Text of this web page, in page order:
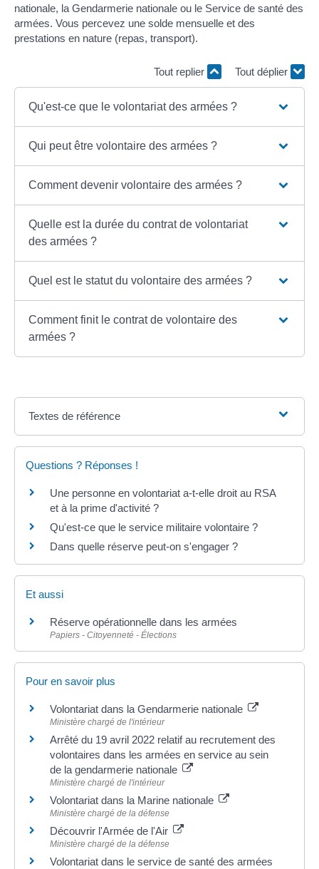
nationale, la Gendarmerie nationale ou le Service de santé des
armées. Vous percevez une solde mensuelle et des
prestations en nature (repas, transport).
Tout replier Tout déplier
Qu'est-ce que le volontariat des armées ?
Qui peut être volontaire des armées ?
Comment devenir volontaire des armées ?
Quelle est la durée du contrat de volontariat
des armées ?
Quel est le statut du volontaire des armées ?
Comment finit le contrat de volontaire des
armées ?
Textes de référence
Questions ? Réponses !
Une personne en volontariat a-t-elle droit au RSA
et à la prime d'activité ?
Qu'est-ce que le service militaire volontaire ?
Dans quelle réserve peut-on s'engager ?
Et aussi
Réserve opérationnelle dans les armées
Papiers - Citoyenneté - Élections
Pour en savoir plus
Volontariat dans la Gendarmerie nationale
Ministère chargé de l'intérieur
Arrêté du 19 avril 2022 relatif au recrutement des
volontaires dans les armées en service au sein
de la gendarmerie nationale
Ministère chargé de l'intérieur
Volontariat dans la Marine nationale
Ministère chargé de la défense
Découvrir l'Armée de l'Air
Ministère chargé de la défense
Volontariat dans le service de santé des armées